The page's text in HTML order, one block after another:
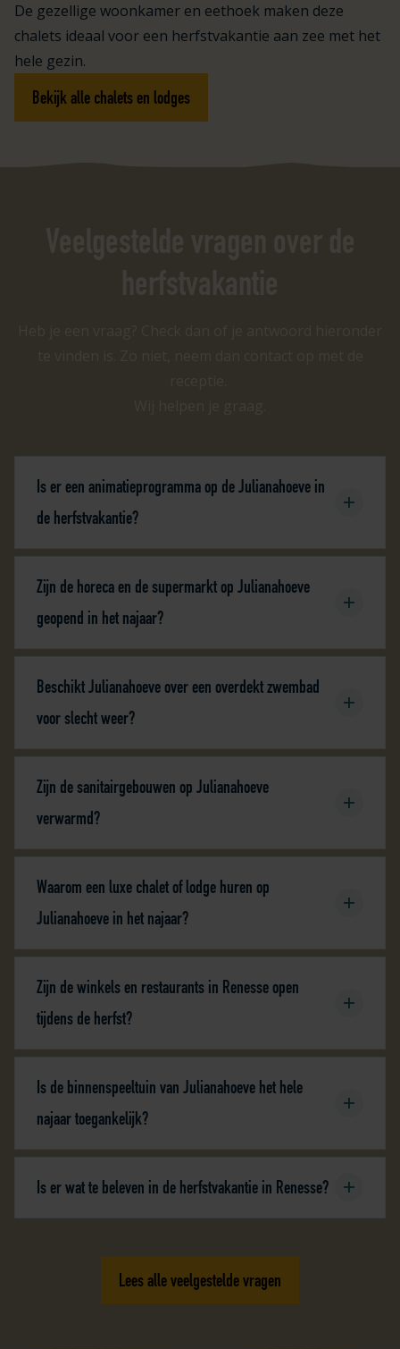
De gezellige woonkamer en eethoek maken deze
chalets ideaal voor een herfstvakantie aan zee met het
hele gezin.
Bekijk alle chalets en lodges
Is er een animatieprogramma op de Julianahoeve in
de herfstvakantie?
Zijn de horeca en de supermarkt op Julianahoeve
geopend in het najaar?
Beschikt Julianahoeve over een overdekt zwembad
voor slecht weer?
Zijn de sanitairgebouwen op Julianahoeve
verwarmd?
Waarom een luxe chalet of lodge huren op
Julianahoeve in het najaar?
Zijn de winkels en restaurants in Renesse open
tijdens de herfst?
Is de binnenspeeltuin van Julianahoeve het hele
najaar toegankelijk?
Is er wat te beleven in de herfstvakantie in Renesse?
Lees alle veelgestelde vragen